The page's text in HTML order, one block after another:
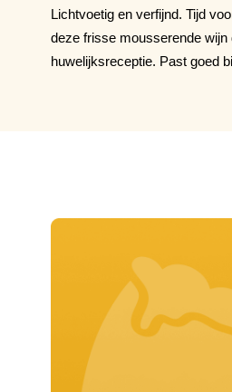
Lichtvoetig en verfijnd. Tijd
deze frisse mousserende
huwelijksreceptie. Past goed